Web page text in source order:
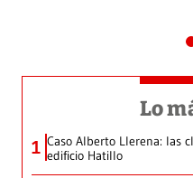
Lo
1 Caso Alberto Llerena: las
edificio Hatillo